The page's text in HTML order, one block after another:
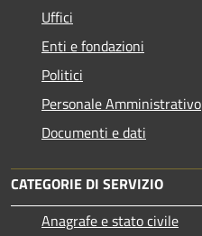
Uffici
Enti e fondazioni
Politici
Personale Amministrativo
Documenti e dati
CATEGORIE DI SERVIZIO
Anagrafe e stato civile